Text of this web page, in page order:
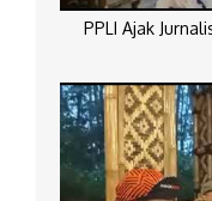
PPLI Ajak